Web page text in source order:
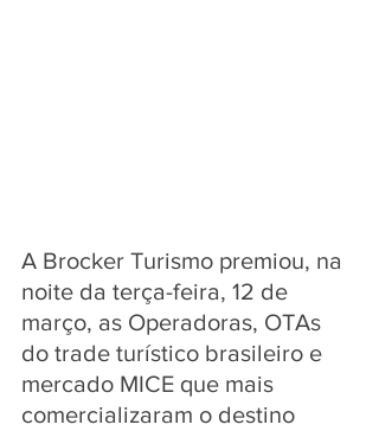
A Brocker Turismo premiou, na
noite da terça-feira, 12 de
março, as Operadoras, OTAs
do trade turístico brasileiro e
mercado MICE que mais
comercializaram o destino